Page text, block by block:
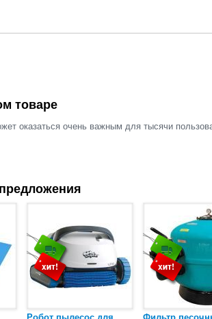
товаре
оказаться очень важным для тысячи